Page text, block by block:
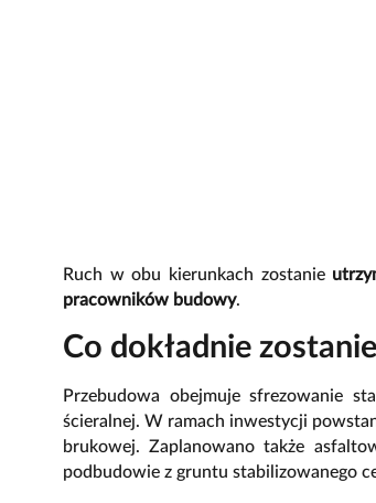
Ruch w obu kierunkach zostanie
pracowników budowy.
Co dokładnie
Przebudowa obejmuje sfrezowanie
ścieralnej. W ramach inwestycji
brukowej. Zaplanowano także
podbudowie z gruntu stabilizowanego